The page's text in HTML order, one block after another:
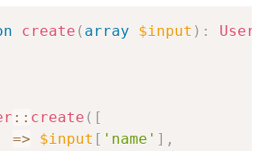
create ( array $input ) :
User
:: create ( [
=> $input [ 'name' ] ,